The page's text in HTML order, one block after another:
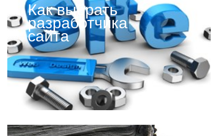
Как выбрать
разработчика
сайта